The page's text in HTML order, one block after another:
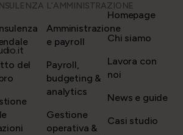
del
L’AMMINISTRAZIONE
Amministrazione
e payroll
Payroll,
budgeting &
analytics
Gestione
operativa &
Homepage
Chi siamo
Lavora con
noi
News e guide
Casi studio